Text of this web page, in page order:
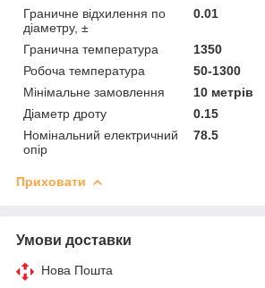
Граничне відхилення по
діаметру, ±
0.01
Гранична температура
1350
Робоча температура
50-1300
Мінімальне замовлення
10 метрів
Діаметр дроту
0.15
Номінальний електричний
опір
78.5
Приховати
Умови доставки
Нова Пошта